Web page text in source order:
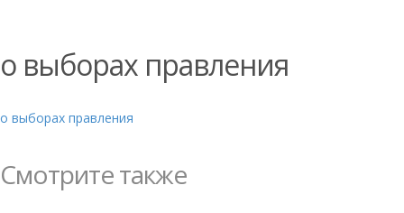
о выборах правления
о выборах правления
Смотрите также